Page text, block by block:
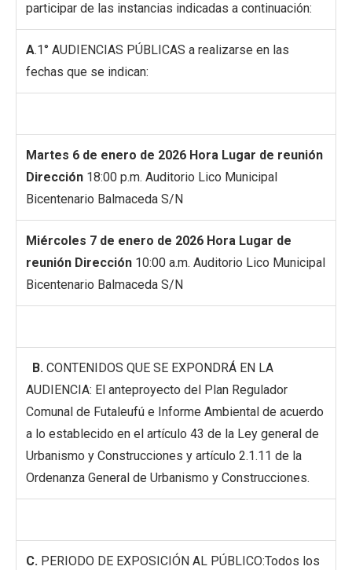
participar de las instancias indicadas a continuación:
A.1° AUDIENCIAS PÚBLICAS a realizarse en las
fechas que se indican:
Martes 6 de enero de 2026 Hora Lugar de reunión
Dirección 18:00 p.m. Auditorio Lico Municipal
Bicentenario Balmaceda S/N
Miércoles 7 de enero de 2026 Hora Lugar de
reunión Dirección 10:00 a.m. Auditorio Lico Municipal
Bicentenario Balmaceda S/N
B. CONTENIDOS QUE SE EXPONDRÁ EN LA
AUDIENCIA: El anteproyecto del Plan Regulador
Comunal de Futaleufú e Informe Ambiental de acuerdo
a lo establecido en el artículo 43 de la Ley general de
Urbanismo y Construcciones y artículo 2.1.11 de la
Ordenanza General de Urbanismo y Construcciones.
C. PERIODO DE EXPOSICIÓN AL PÚBLICO:Todos los